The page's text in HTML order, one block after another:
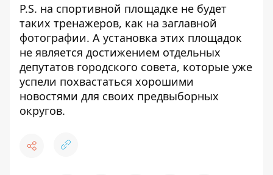
P.S. на спортивной площадке не будет
таких тренажеров, как на заглавной
фотографии. А установка этих площадок
не является достижением отдельных
депутатов городского совета, которые уже
успели похвастаться хорошими
новостями для своих предвыборных
округов.